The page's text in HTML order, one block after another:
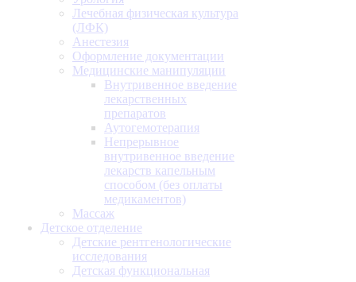
Лечебная физическая культура
(ЛФК)
Анестезия
Оформление документации
Медицинские манипуляции
Внутривенное введение
лекарственных
препаратов
Аутогемотерапия
Непрерывное
внутривенное введение
лекарств капельным
способом (без оплаты
медикаментов)
Массаж
Детское отделение
Детские рентгенологические
исследования
Детская функциональная